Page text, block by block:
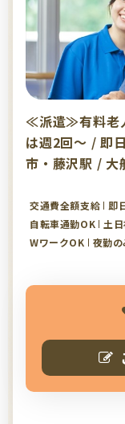
≪派遣≫有料老
は週2回～ / 即
市・藤沢駅 /
交通費全額支給 即
自転車通勤OK
土
WワークOK
夜勤の